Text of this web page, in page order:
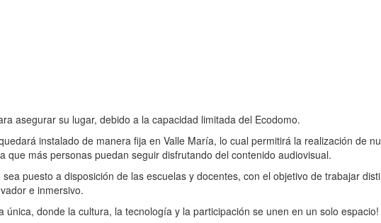
asegurar su lugar, debido a la capacidad limitada del Ecodomo.
instalado de manera fija en Valle María, lo cual permitirá la realización de
que más personas puedan seguir disfrutando del contenido audiovisual.
puesto a disposición de las escuelas y docentes, con el objetivo de trabajar
e inmersivo.
única, donde la cultura, la tecnología y la participación se unen en un solo espacio!